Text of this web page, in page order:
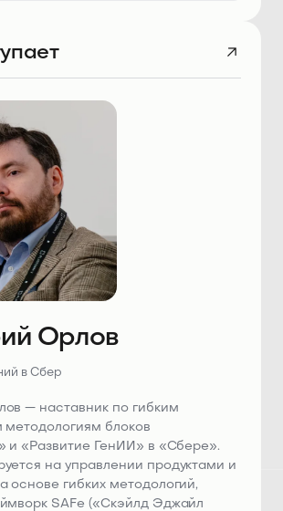
Орлов
в Сбер
— наставник по гибким
методологиям блоков
и «Развитие ГенИИ» в «Сбере».
на управлении продуктами и
основе гибких методологий,
SAFe («Скэйлд Эджайл